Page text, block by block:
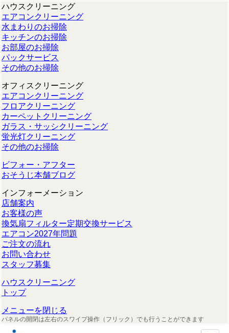
ハウスクリーニング
エアコンクリーニング
水まわりのお掃除
キッチンのお掃除
お部屋のお掃除
パックサービス
その他のお掃除
オフィスクリーニング
エアコンクリーニング
フロアクリーニング
カーペットクリーニング
ガラス・サッシクリーニング
蛍光灯クリーニング
その他のお掃除
ビフォー・アフター
おそうじ本舗ブログ
インフォーメーション
店舗案内
お客様の声
換気扇フィルター定期交換サービス
エアコン2027年問題
ご注文の流れ
お問い合わせ
スタッフ募集
ハウスクリーニング
トップ
メニューを閉じる
パネルの開閉は左右のスワイプ操作（フリック）でも行うことができます